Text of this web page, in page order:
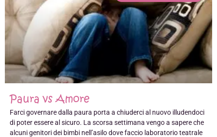
Paura vs Amore
Farci governare dalla paura porta a chiuderci al nuovo illudendoci
di poter essere al sicuro. La scorsa settimana vengo a sapere che
alcuni genitori dei bimbi nell’asilo dove faccio laboratorio teatrale